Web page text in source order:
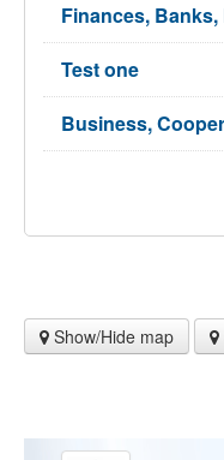
Finances,
Test one
Business,
Show/Hide map